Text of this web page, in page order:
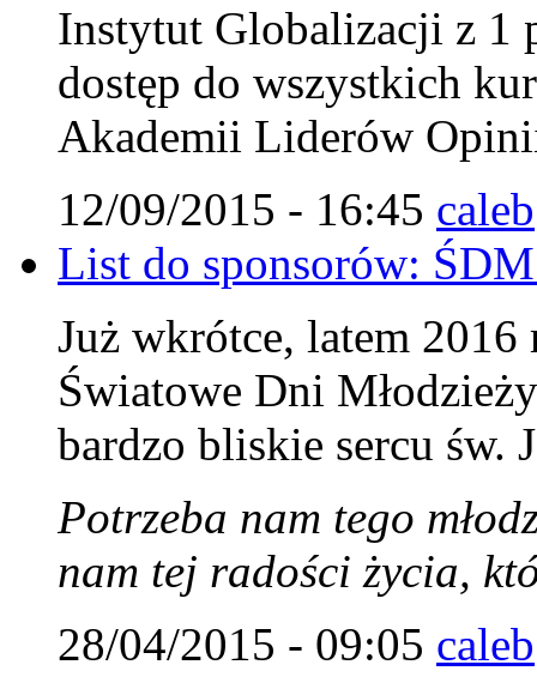
Instytut Globalizacji z 1
dostęp do wszystkich
Akademii Liderów
12/09/2015 - 16:45 caleb
List do sponsorów:
Już wkrótce, latem
Światowe Dni
bardzo bliskie sercu św.
Potrzeba nam tego
nam tej radości życia,
28/04/2015 - 09:05 caleb